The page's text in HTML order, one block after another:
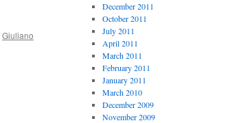
Giuliano
December 2011
October 2011
July 2011
April 2011
March 2011
February 2011
January 2011
March 2010
December 2009
November 2009